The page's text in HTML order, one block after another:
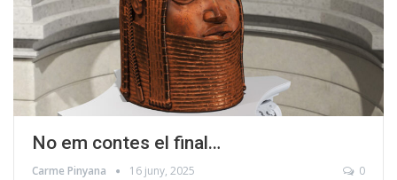
No em contes el final…
Carme Pinyana 16 juny, 2025 0